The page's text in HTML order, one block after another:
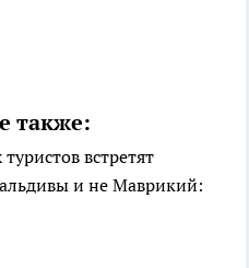
также:
встретят
и не Маврикий: